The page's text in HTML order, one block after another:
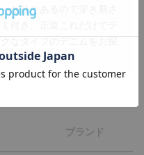
かりとあるので穿き易さ
ブランド